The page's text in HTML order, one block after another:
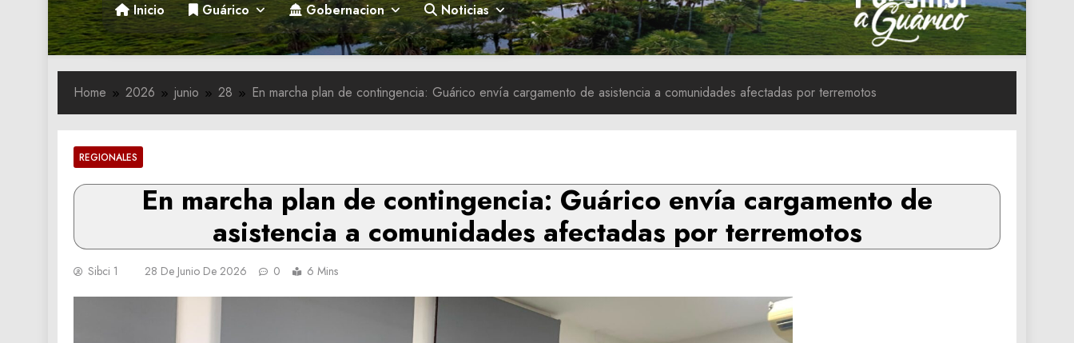
Inicio Guárico Gobernacion Noticias
Home 2026 junio 28 En marcha plan de contingencia: Guárico envía cargamento de asistencia a comunidades afectadas por terremotos
REGIONALES
En marcha plan de contingencia: Guárico envía cargamento de
asistencia a comunidades afectadas por terremotos
Sibci 1 28 De Junio De 2026 0 6 Mins